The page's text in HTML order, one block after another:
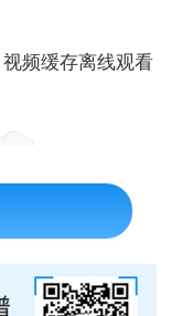
视频缓存离线观看